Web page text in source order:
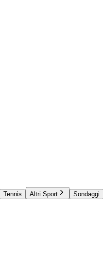
Tennis Altri Sport Sondaggi